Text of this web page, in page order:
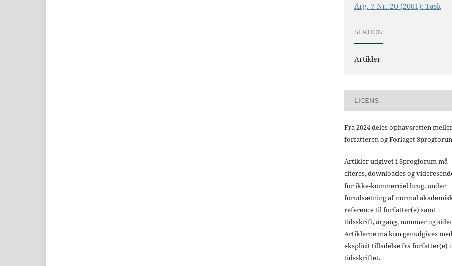
Årg. 7 Nr. 20 (2001): Task
SEKTION
Artikler
LICENS
Fra 2024 deles ophavsretten
forfatteren og Forlaget
Artikler udgivet i Sprogforum må
citeres, downloades og
for ikke-kommerciel brug, under
forudsætning af normal
reference til forfatter(e) samt
tidsskrift, årgang, nummer og
Artiklerne må kun genudgives
eksplicit tilladelse fra forfatter(e)
tidsskriftet.